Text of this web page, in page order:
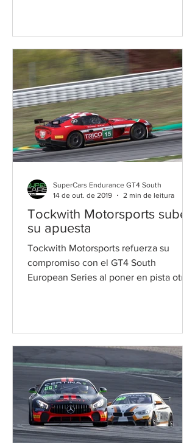
Tockwith Motorsports sube
su apuesta
Tockwith Motorsports refuerza su
compromiso con el GT4 South
European Series al poner en pista otros
SuperCars Endurance GT4 South
14 de out. de 2019
2 min de leitura